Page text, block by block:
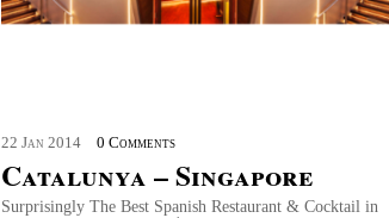
22 Jan 2014 0 Comments
Catalunya – Singapore
Surprisingly The Best Spanish Restaurant & Cocktail in